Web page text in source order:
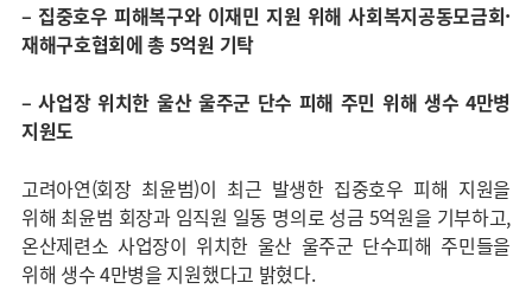
– 집중호우 피해복구와 이재민 지원 위해 사회복지공동모금회·
재해구호협회에 총 5억원 기탁
–사업장 위치한 울산 울주군 단수 피해 주민 위해 생수 4만병
지원도
고려아연(회장 최윤범)이 최근 발생한 집중호우 피해 지원을
위해 최윤범 회장과 임직원 일동 명의로 성금 5억원을 기부하고,
온산제련소 사업장이 위치한 울산 울주군 단수피해 주민들을
위해 생수 4만병을 지원했다고 밝혔다.